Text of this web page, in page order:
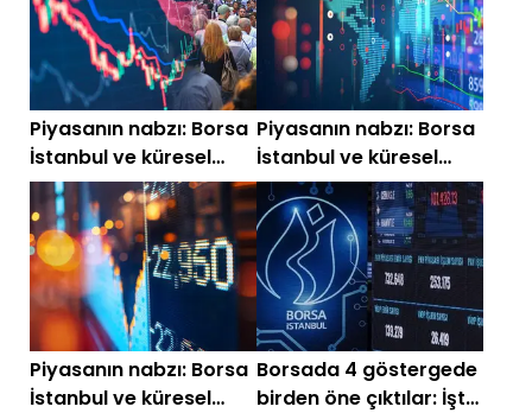
Piyasanın nabzı: Borsa
İstanbul ve küresel
piyasalarda gün
başlarken (21
Temmuz)
Piyasanın nabzı: Borsa
İstanbul ve küresel
piyasalarda gün
başlarken (30 Haziran)
Piyasanın nabzı: Borsa
İstanbul ve küresel
Borsada 4 göstergede
birden öne çıktılar: İşte